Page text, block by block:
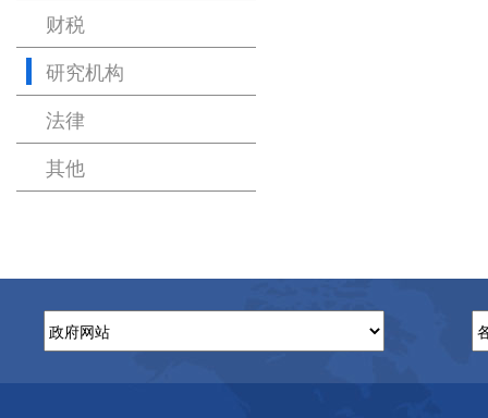
财税
研究机构
法律
其他